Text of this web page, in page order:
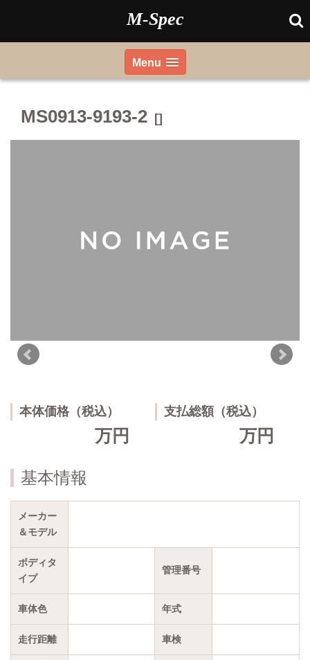
M-Spec
Menu
MS0913-9193-2 []
本体価格（税込）
万円
支払総額（税込）
万円
基本情報
メーカー
＆モデル
ボディタ
イプ
管理番号
車体色 年式
走行距離 車検